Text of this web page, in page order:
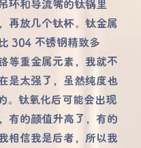
环和导流嘴的钛锅里
再放几个钛杯。钛金属
304 不锈钢精致多
等重金属元素，我就不
是太强了，虽然纯度也
。钛氧化后可能会出现
有的颜值升高了，有的
相信我是后者，所以我